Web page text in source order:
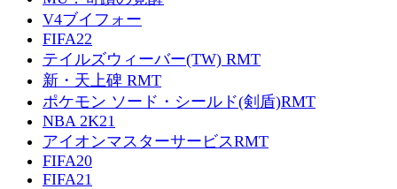
V4ブイフォー
FIFA22
テイルズウィーバー(TW) RMT
新・天上碑 RMT
ポケモン ソード・シールド(剣盾)RMT
NBA 2K21
アイオンマスターサービスRMT
FIFA20
FIFA21